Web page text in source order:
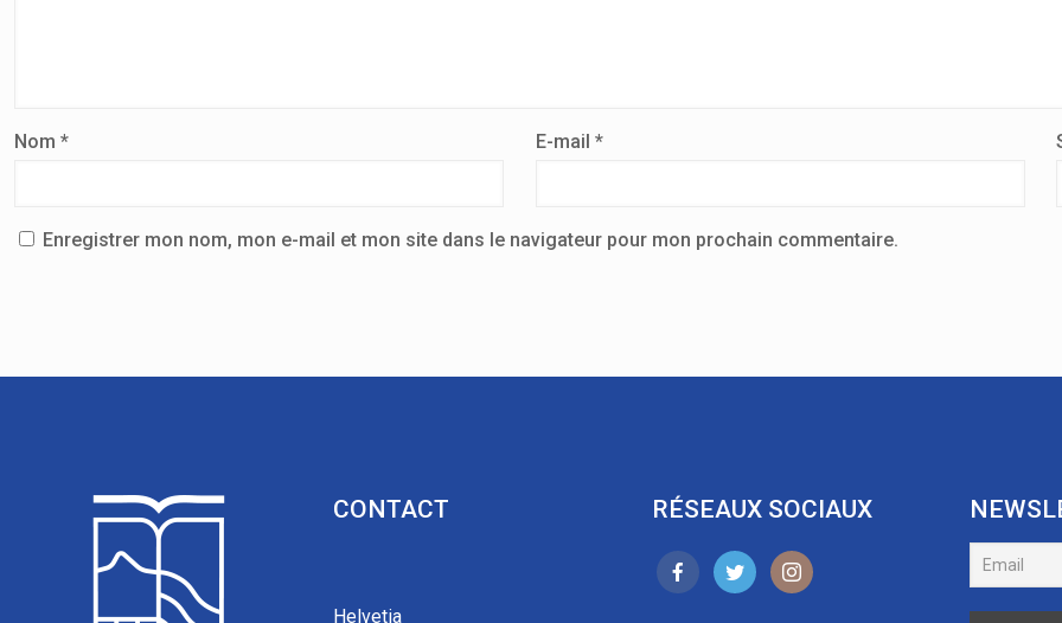
Nom * E-mail *
Enregistrer mon nom, mon e-mail et mon site dans le navigateur pour mon prochain commentaire.
CONTACT
Helvetia
RÉSEAUX SOCIAUX